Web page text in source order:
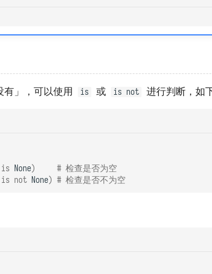
有」，可以使用 is 或 is not 进行判断，如
is None)
# 检查是否为空
is not None) # 检查是否不为空